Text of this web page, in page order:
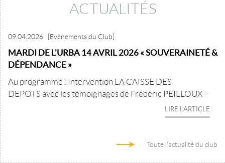
ACTUALITÉS
09.04.2026 [Evènements du Club]
MARDI DE L'URBA 14 AVRIL 2026 « SOUVERAINETÉ &
DÉPENDANCE »
Au programme : Intervention LA CAISSE DES
DEPOTS avec les témoignages de Frédéric PEILLOUX –
LIRE L'ARTICLE
Toute l'actualité du club